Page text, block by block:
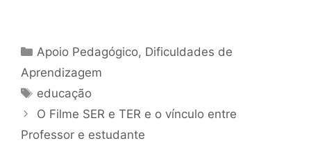
Categorias
Apoio Pedagógico, Dificuldades de
Aprendizagem
Tags
educação
O Filme SER e TER e o vínculo entre
Professor e estudante